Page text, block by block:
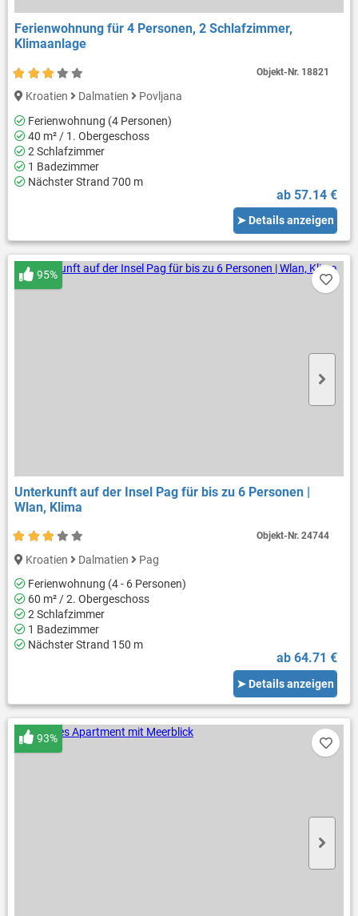
Ferienwohnung für 4 Personen, 2 Schlafzimmer,
Klimaanlage
Kroatien Dalmatien
Povljana
Ferienwohnung (4 Personen)
40 m² / 1. Obergeschoss
2 Schlafzimmer
1 Badezimmer
Nächster Strand 700 m
ab 57.14 €
➤ Details anzeigen
Objekt-Nr. 18821
Unterkunft auf der Insel Pag für bis zu 6 Personen |
Wlan, Klima
95%
Kroatien Dalmatien
Pag
Ferienwohnung (4 - 6 Personen)
60 m² / 2. Obergeschoss
2 Schlafzimmer
1 Badezimmer
Nächster Strand 150 m
ab 64.71 €
➤ Details anzeigen
Objekt-Nr.24744
93%